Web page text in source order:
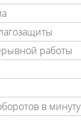
работы
в минуту